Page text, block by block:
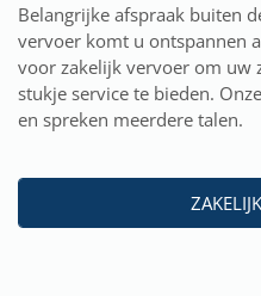
Belangrijke afspraak buiten
vervoer komt u ontspannen
voor zakelijk vervoer om uw
stukje service te bieden.
en spreken meerdere talen.